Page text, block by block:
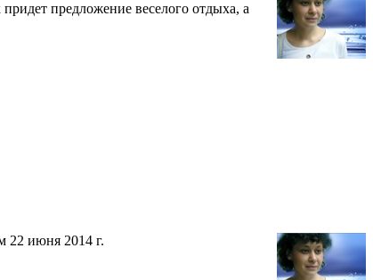
предложение веселого отдыха, а
22 июня 2014 г.